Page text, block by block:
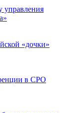
управления
«дочки»
в СРО